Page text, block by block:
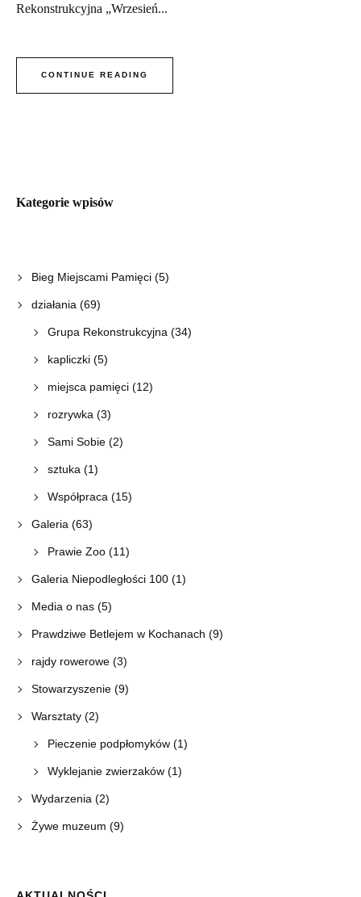
Rekonstrukcyjna „Wrzesień...
CONTINUE READING
Kategorie wpisów
Bieg Miejscami Pamięci(5)
działania (69)
Grupa Rekonstrukcyjna (34)
kapliczki(5)
miejsca pamięci(12)
rozrywka (3)
Sami Sobie(2)
sztuka (1)
Współpraca (15)
Galeria (63)
Prawie Zoo(11)
Galeria Niepodległości 100(1)
Media o nas(5)
Prawdziwe Betlejem w Kochanach (9)
rajdy rowerowe(3)
Stowarzyszenie(9)
Warsztaty(2)
Pieczenie podpłomyków(1)
Wyklejanie zwierzaków(1)
Wydarzenia (2)
Żywe muzeum (9)